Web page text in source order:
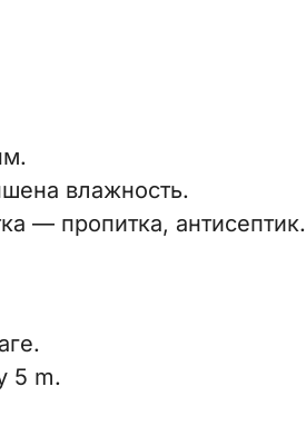
влажность.
— пропитка, антисептик.
5 m.